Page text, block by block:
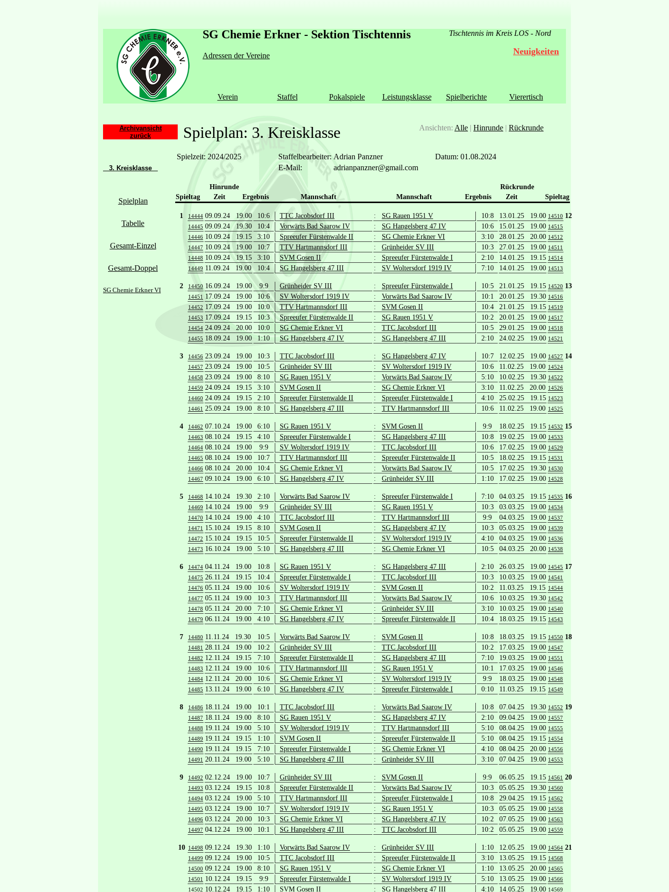
Tischtennis im Kreis LOS - Nord
SG Chemie Erkner - Sektion Tischtennis
Adressen der Vereine
Verein Staffel Pokalspiele Leistungsklasse Spielberichte Vierertisch
Neuigkeiten
Archivansicht
zurück
3. Kreisklasse
Spielplan
Tabelle
Gesamt-Einzel
Gesamt-Doppel
SG Chemie Erkner VI
Spielplan: 3. Kreisklasse Ansichten: Alle | Hinrunde | Rückrunde
Spielzeit: 2024/2025 Staffelbearbeiter: Adrian Panzner
Datum: 01.08.2024
E-Mail:
adrianpanzner@gmail.com
Hinrunde
Rückrunde
Spieltag
Zeit Ergebnis Mannschaft Mannschaft Ergebnis Zeit Spieltag
1 14444 09.09.24 19.00 10:6 TTC Jacobsdorf III : SG Rauen 1951 V 10:8 13.01.25 19.00 14510 12
14445 09.09.24 19.30 10:4 Vorwärts Bad Saarow IV : SG Hangelsberg 47 IV 10:6 15.01.25 19.00 14515
14446 10.09.24 19.15 3:10 Spreeufer Fürstenwalde II : SG Chemie Erkner VI 3:10 28.01.25 20.00 14512
14447 10.09.24 19.00 10:7 TTV Hartmannsdorf III : Grünheider SV III 10:3 27.01.25 19.00 14511
14448 10.09.24 19.15 3:10 SVM Gosen II : Spreeufer Fürstenwalde I 2:10 14.01.25 19.15 14514
14449 11.09.24 19.00 10:4 SG Hangelsberg 47 III : SV Woltersdorf 1919 IV 7:10 14.01.25 19.00 14513
2 14450 16.09.24 19.00 9:9 Grünheider SV III : Spreeufer Fürstenwalde I 10:5 21.01.25 19.15 14520 13
14451 17.09.24 19.00 10:6 SV Woltersdorf 1919 IV : Vorwärts Bad Saarow IV 10:1 20.01.25 19.30 14516
14452 17.09.24 19.00 10:0 TTV Hartmannsdorf III : SVM Gosen II 10:4 21.01.25 19.15 14519
14453 17.09.24 19.15 10:3 Spreeufer Fürstenwalde II : SG Rauen 1951 V 10:2 20.01.25 19.00 14517
14454 24.09.24 20.00 10:0 SG Chemie Erkner VI : TTC Jacobsdorf III 10:5 29.01.25 19.00 14518
14455 18.09.24 19.00 1:10 SG Hangelsberg 47 IV : SG Hangelsberg 47 III 2:10 24.02.25 19.00 14521
3 14456 23.09.24 19.00 10:3 TTC Jacobsdorf III : SG Hangelsberg 47 IV 10:7 12.02.25 19.00 14527 14
14457 23.09.24 19.00 10:5 Grünheider SV III : SV Woltersdorf 1919 IV 10:6 11.02.25 19.00 14524
14458 23.09.24 19.00 8:10 SG Rauen 1951 V : Vorwärts Bad Saarow IV 5:10 10.02.25 19.30 14522
14459 24.09.24 19.15 3:10 SVM Gosen II : SG Chemie Erkner VI 3:10 11.02.25 20.00 14526
14460 24.09.24 19.15 2:10 Spreeufer Fürstenwalde II : Spreeufer Fürstenwalde I 4:10 25.02.25 19.15 14523
14461 25.09.24 19.00 8:10 SG Hangelsberg 47 III : TTV Hartmannsdorf III 10:6 11.02.25 19.00 14525
4 14462 07.10.24 19.00 6:10 SG Rauen 1951 V : SVM Gosen II 9:9 18.02.25 19.15 14532 15
14463 08.10.24 19.15 4:10 Spreeufer Fürstenwalde I : SG Hangelsberg 47 III 10:8 19.02.25 19.00 14533
14464 08.10.24 19.00 9:9 SV Woltersdorf 1919 IV : TTC Jacobsdorf III 10:6 17.02.25 19.00 14529
14465 08.10.24 19.00 10:7 TTV Hartmannsdorf III : Spreeufer Fürstenwalde II 10:5 18.02.25 19.15 14531
14466 08.10.24 20.00 10:4 SG Chemie Erkner VI : Vorwärts Bad Saarow IV 10:5 17.02.25 19.30 14530
14467 09.10.24 19.00 6:10 SG Hangelsberg 47 IV : Grünheider SV III 1:10 17.02.25 19.00 14528
5 14468 14.10.24 19.30 2:10 Vorwärts Bad Saarow IV : Spreeufer Fürstenwalde I 7:10 04.03.25 19.15 14535 16
14469 14.10.24 19.00 9:9 Grünheider SV III : SG Rauen 1951 V 10:3 03.03.25 19.00 14534
14470 14.10.24 19.00 4:10 TTC Jacobsdorf III : TTV Hartmannsdorf III 9:9 04.03.25 19.00 14537
14471 15.10.24 19.15 8:10 SVM Gosen II : SG Hangelsberg 47 IV 10:3 05.03.25 19.00 14539
14472 15.10.24 19.15 10:5 Spreeufer Fürstenwalde II : SV Woltersdorf 1919 IV 4:10 04.03.25 19.00 14536
14473 16.10.24 19.00 5:10 SG Hangelsberg 47 III : SG Chemie Erkner VI 10:5 04.03.25 20.00 14538
6 14474 04.11.24 19.00 10:8 SG Rauen 1951 V : SG Hangelsberg 47 III 2:10 26.03.25 19.00 14545 17
14475 26.11.24 19.15 10:4 Spreeufer Fürstenwalde I : TTC Jacobsdorf III 10:3 10.03.25 19.00 14541
14476 05.11.24 19.00 10:6 SV Woltersdorf 1919 IV : SVM Gosen II 10:2 11.03.25 19.15 14544
14477 05.11.24 19.00 10:3 TTV Hartmannsdorf III : Vorwärts Bad Saarow IV 10:6 10.03.25 19.30 14542
14478 05.11.24 20.00 7:10 SG Chemie Erkner VI : Grünheider SV III 3:10 10.03.25 19.00 14540
14479 06.11.24 19.00 4:10 SG Hangelsberg 47 IV : Spreeufer Fürstenwalde II 10:4 18.03.25 19.15 14543
7 14480 11.11.24 19.30 10:5 Vorwärts Bad Saarow IV : SVM Gosen II 10:8 18.03.25 19.15 14550 18
14481 28.11.24 19.00 10:2 Grünheider SV III : TTC Jacobsdorf III 10:2 17.03.25 19.00 14547
14482 12.11.24 19.15 7:10 Spreeufer Fürstenwalde II : SG Hangelsberg 47 III 7:10 19.03.25 19.00 14551
14483 12.11.24 19.00 10:6 TTV Hartmannsdorf III : SG Rauen 1951 V 10:1 17.03.25 19.00 14546
14484 12.11.24 20.00 10:6 SG Chemie Erkner VI : SV Woltersdorf 1919 IV 9:9 18.03.25 19.00 14548
14485 13.11.24 19.00 6:10 SG Hangelsberg 47 IV : Spreeufer Fürstenwalde I 0:10 11.03.25 19.15 14549
8 14486 18.11.24 19.00 10:1 TTC Jacobsdorf III : Vorwärts Bad Saarow IV 10:8 07.04.25 19.30 14552 19
14487 18.11.24 19.00 8:10 SG Rauen 1951 V : SG Hangelsberg 47 IV 2:10 09.04.25 19.00 14557
14488 19.11.24 19.00 5:10 SV Woltersdorf 1919 IV : TTV Hartmannsdorf III 5:10 08.04.25 19.00 14555
14489 19.11.24 19.15 1:10 SVM Gosen II : Spreeufer Fürstenwalde II 5:10 08.04.25 19.15 14554
14490 19.11.24 19.15 7:10 Spreeufer Fürstenwalde I : SG Chemie Erkner VI 4:10 08.04.25 20.00 14556
14491 20.11.24 19.00 5:10 SG Hangelsberg 47 III : Grünheider SV III 3:10 07.04.25 19.00 14553
9 14492 02.12.24 19.00 10:7 Grünheider SV III : SVM Gosen II 9:9 06.05.25 19.15 14561 20
14493 03.12.24 19.15 10:8 Spreeufer Fürstenwalde II : Vorwärts Bad Saarow IV 10:3 05.05.25 19.30 14560
14494 03.12.24 19.00 5:10 TTV Hartmannsdorf III : Spreeufer Fürstenwalde I 10:8 29.04.25 19.15 14562
14495 03.12.24 19.00 10:7 SV Woltersdorf 1919 IV : SG Rauen 1951 V 10:3 05.05.25 19.00 14558
14496 03.12.24 20.00 10:3 SG Chemie Erkner VI : SG Hangelsberg 47 IV 10:2 07.05.25 19.00 14563
14497 04.12.24 19.00 10:1 SG Hangelsberg 47 III : TTC Jacobsdorf III 10:2 05.05.25 19.00 14559
10 14498 09.12.24 19.30 1:10 Vorwärts Bad Saarow IV : Grünheider SV III 1:10 12.05.25 19.00 14564 21
14499 09.12.24 19.00 10:5 TTC Jacobsdorf III : Spreeufer Fürstenwalde II 3:10 13.05.25 19.15 14568
14500 09.12.24 19.00 8:10 SG Rauen 1951 V : SG Chemie Erkner VI 1:10 13.05.25 20.00 14565
14501 10.12.24 19.15 9:9 Spreeufer Fürstenwalde I : SV Woltersdorf 1919 IV 5:10 13.05.25 19.00 14566
14502 10.12.24 19.15 1:10 SVM Gosen II : SG Hangelsberg 47 III 4:10 14.05.25 19.00 14569